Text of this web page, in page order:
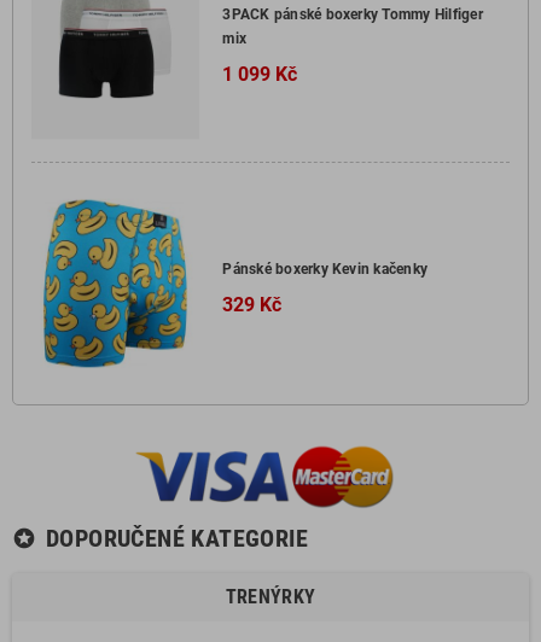
3PACK pánské boxerky Tommy Hilfiger
mix
1 099 Kč
Pánské boxerky Kevin kačenky
329 Kč
stars DOPORUČENÉ KATEGORIE
TRENÝRKY